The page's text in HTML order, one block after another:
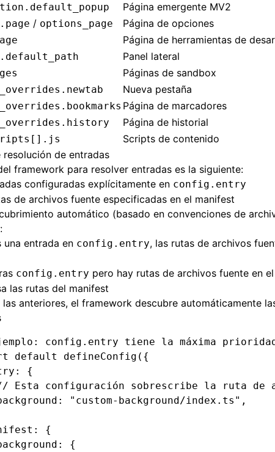
Página emergente MV2
/ options_page Página de opciones
Página de herramientas de
Panel lateral
Páginas de sandbox
Nueva pestaña
Página de marcadores
Página de historial
Scripts de contenido
resolución de entradas
framework para resolver entradas es la siguiente:
configuradas explícitamente en config.entry
de archivos fuente especificadas en el manifest
automático (basado en convenciones de
una entrada en config.entry, las rutas de archivos
config.entry pero hay rutas de archivos fuente en
las rutas del manifest
las anteriores, el framework descubre automáticamente
config.entry tiene la máxima
default defineConfig ({
:
{
Esta configuración sobrescribe la ruta de
: "custom-background/index.ts" ,
:
{
: {